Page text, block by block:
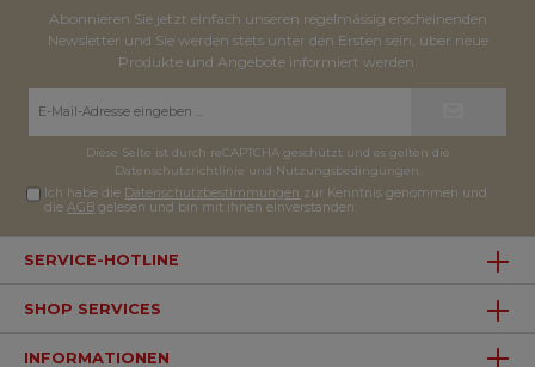
Abonnieren Sie jetzt einfach unseren regelmässig erscheinenden
Newsletter und Sie werden stets unter den Ersten sein, über neue
Produkte und Angebote informiert werden.
Diese Seite ist durch reCAPTCHA geschützt und es gelten die
Datenschutzrichtlinie und Nutzungsbedingungen
Ich habe die Datenschutzbestimmungen zur Kenntnis genommen und
dieAGB gelesen und bin mit ihnen einverstanden.
SERVICE-HOTLINE
SHOP SERVICES
INFORMATIONEN